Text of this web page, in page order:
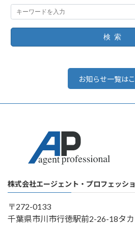
検索
お知らせ一覧は
株式会社エージェント・プロフェッシ
〒272-0133
千葉県市川市行徳駅前2-26-18タ